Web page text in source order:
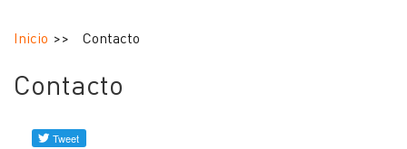
de
chicas
Forum
Inicio Contacto
Contacto